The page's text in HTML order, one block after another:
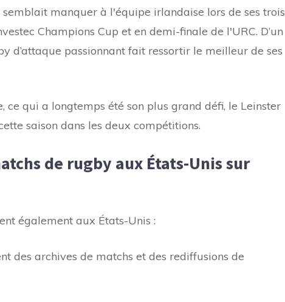
manquer à l'équipe irlandaise lors de ses trois
Champions Cup et en demi-finale de l'URC. D’un
d’attaque passionnant fait ressortir le meilleur de ses
ce qui a longtemps été son plus grand défi, le Leinster
saison dans les deux compétitions.
de rugby aux États-Unis sur
également aux États-Unis :
des archives de matchs et des rediffusions de